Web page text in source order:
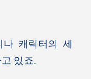
캐릭터의 세
있죠.